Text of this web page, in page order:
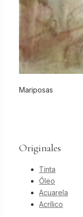
Mariposas
Originales
Tinta
Óleo
Acuarela
Acrílico